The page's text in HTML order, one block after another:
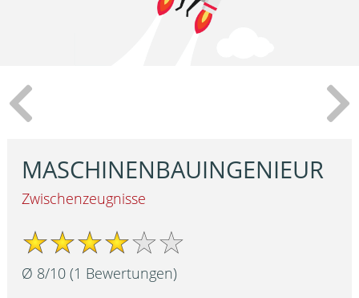
MASCHINENBAUINGENIEUR
Zwischenzeugnisse
Ø 8/10 (1 Bewertungen)